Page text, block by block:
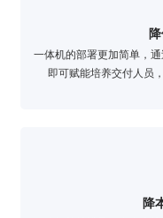
一体机的部署更加简单，
即可赋能培养交付人员
降